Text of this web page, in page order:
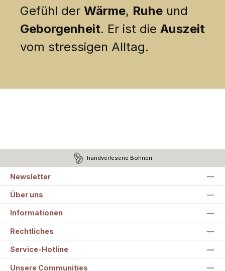
Gefühl der Wärme, Ruhe und
Geborgenheit. Er ist die Auszeit
vom stressigen Alltag.
handverlesene Bohnen
Newsletter
Über uns
Informationen
Rechtliches
Service-Hotline
Unsere Communities